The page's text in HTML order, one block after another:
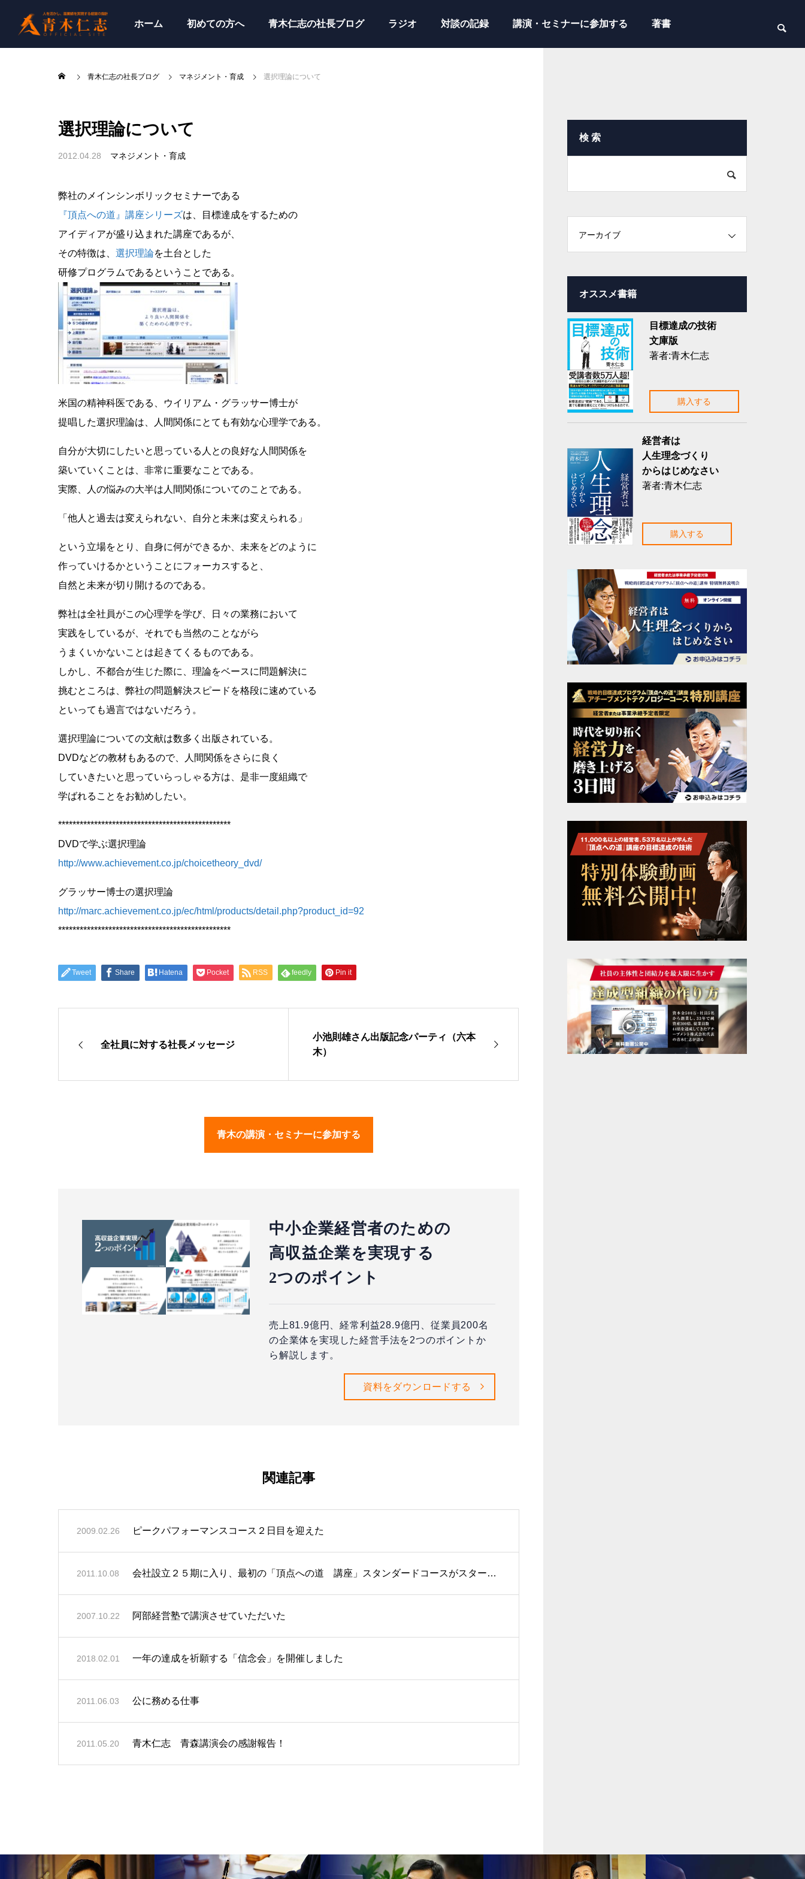
ホーム 初めての方へ 青木仁志の社長ブログ ラジオ 対談の記録 講演・セミナーに参加する 著書
青木仁志の社長ブログ マネジメント・育成 選択理論について
選択理論について
2012.04.28 マネジメント・育成
弊社のメインシンボリックセミナーである
『頂点への道』講座シリーズは、目標達成をするための
アイディアが盛り込まれた講座であるが、
その特徴は、 選択理論を土台とした
研修プログラムであるということである。
米国の精神科医である、ウイリアム・グラッサー博士が
提唱した選択理論は、人間関係にとても有効な心理学である。
自分が大切にしたいと思っている人との良好な人間関係を
築いていくことは、非常に重要なことである。
実際、人の悩みの大半は人間関係についてのことである。
「他人と過去は変えられない、自分と未来は変えられる」
という立場をとり、自身に何ができるか、未来をどのように
作っていけるかということにフォーカスすると、
自然と未来が切り開けるのである。
弊社は全社員がこの心理学を学び、日々の業務において
実践をしているが、それでも当然のことながら
うまくいかないことは起きてくるものである。
しかし、不都合が生じた際に、理論をベースに問題解決に
挑むところは、弊社の問題解決スピードを格段に速めている
といっても過言ではないだろう。
選択理論についての文献は数多く出版されている。
DVDなどの教材もあるので、人間関係をさらに良く
していきたいと思っていらっしゃる方は、是非一度組織で
学ばれることをお勧めしたい。
************************************************
DVDで学ぶ選択理論
http://www.achievement.co.jp/choicetheory_dvd/
グラッサー博士の選択理論
http://marc.achievement.co.jp/ec/html/products/detail.php?product_id=92
************************************************
Tweet Share Hatena Pocket RSS feedly Pin it
全社員に対する社長メッセージ
小池則雄さん出版記念パーティ（六本
木）
青木の講演・セミナーに参加する
中小企業経営者のための
高収益企業を実現する
2つのポイント
売上81.9億円、経常利益28.9億円、従業員200名
の企業体を実現した経営手法を2つのポイントか
ら解説します。
資料をダウンロードする
関連記事
2009.02.26 ピークパフォーマンスコース２日目を迎えた
2011.10.08 会社設立２５期に入り、最初の「頂点への道 講座」スタンダードコースがスタートした
2007.10.22 阿部経営塾で講演させていただいた
2018.02.01 一年の達成を祈願する「信念会」を開催しました
2011.06.03 公に務める仕事
2011.05.20 青木仁志 青森講演会の感謝報告！
検 索
アーカイブ
オススメ書籍
目標達成の技術
文庫版
著者:青木仁志
購入する
経営者は
人生理念づくり
からはじめなさい
著者:青木仁志
購入する